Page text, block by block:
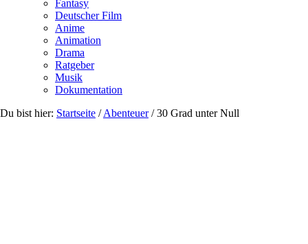
Fantasy
Deutscher Film
Anime
Animation
Drama
Ratgeber
Musik
Dokumentation
Du bist hier: Startseite / Abenteuer /30 Grad unter Null